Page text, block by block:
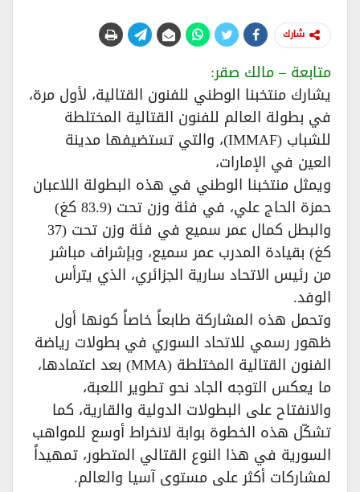
شارك
متابعة – مالك صقر:
يشارك منتخبنا الوطني للفنون القتالية، لأول مرة،
في بطولة العالم للفنون القتالية المختلطة
للشباب (IMMAF)، والتي تستضيفها مدينة
العين في الإمارات،
ويمثل منتخبنا الوطني في هذه البطولة اللاعبان
حمزة الحاج علي، في فئة وزن تحت (83.9 كغ)
والبطل كمال عمر سميع في فئة وزن تحت (37
كغ) بقيادة المدرب عمر سميع، وبإشراف مباشر
من رئيس الاتحاد سارية الجزائري، الذي يترأس
الوفد.
وتحمل هذه المشاركة طابعاً خاصاً كونها أول
ظهور رسمي للاتحاد السوري في بطولات رياضة
الفنون القتالية المختلطة (MMA) بعد اعتمادها،
ما يعكس التوجه الجاد نحو تطوير اللعبة،
والانفتاح على البطولات الدولية والقارية، كما
تشكّل هذه الخطوة بوابة لانخراط أوسع للمواهب
السورية في هذا النوع القتالي المتطور، تمهيداً
لمشاركات أكثر على مستوى آسيا والعالم.